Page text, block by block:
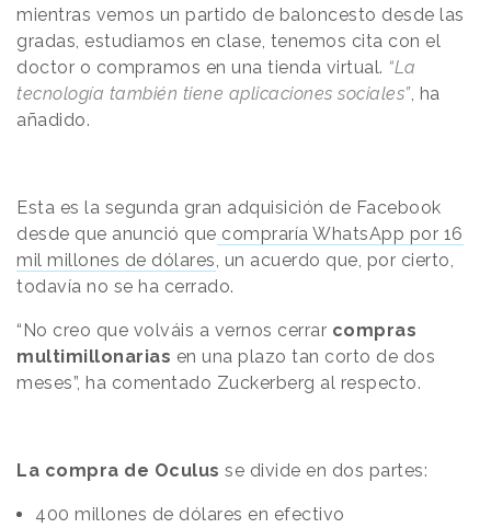
mientras vemos un partido de baloncesto desde las
gradas, estudiamos en clase, tenemos cita con el
doctor o compramos en una tienda virtual. “La
tecnología también tiene aplicaciones sociales”, ha
añadido.
Esta es la segunda gran adquisición de Facebook
desde que anunció que compraría WhatsApp por 16
mil millones de dólares , un acuerdo que, por cierto,
todavía no se ha cerrado.
“No creo que volváis a vernos cerrar compras
multimillonarias en una plazo tan corto de dos
meses”, ha comentado Zuckerberg al respecto.
La compra de Oculus se divide en dos partes:
400 millones de dólares en efectivo